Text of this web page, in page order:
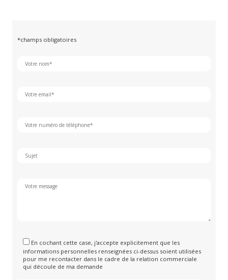
*champs obligatoires
En cochant cette case, j'accepte explicitement que les
informations personnelles renseignées ci-dessus soient utilisées
pour me recontacter dans le cadre de la relation commerciale
qui découle de ma demande